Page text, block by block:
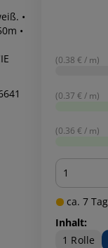
•
•
(0.38 € / m)
(0.37 € / m)
(0.36 € / m)
Menge
ca. 7
Inhalt:
1 Rolle